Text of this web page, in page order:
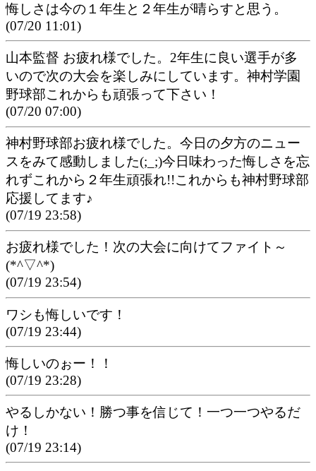
悔しさは今の１年生と２年生が晴らすと思う。
(07/20 11:01)
山本監督 お疲れ様でした。2年生に良い選手が多
いので次の大会を楽しみにしています。神村学園
野球部これからも頑張って下さい！
(07/20 07:00)
神村野球部お疲れ様でした。今日の夕方のニュー
スをみて感動しました(;_;)今日味わった悔しさを忘
れずこれから２年生頑張れ!!これからも神村野球部
応援してます♪
(07/19 23:58)
お疲れ様でした！次の大会に向けてファイト～
(*^▽^*)
(07/19 23:54)
ワシも悔しいです！
(07/19 23:44)
悔しいのぉー！！
(07/19 23:28)
やるしかない！勝つ事を信じて！一つ一つやるだ
け！
(07/19 23:14)